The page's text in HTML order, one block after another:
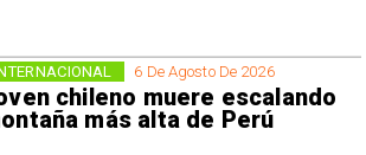
6 De Agosto De 2026
chileno muere escalando
más alta de Perú